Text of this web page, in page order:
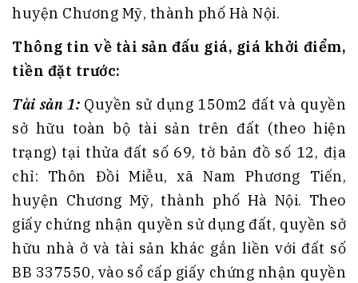
huyện Chương Mỹ, thành phố Hà Nội.
Thông tin về tài sản đấu giá, giá khởi điểm,
tiền đặt trước:
Tài sản 1: Quyền sử dụng 150m2 đất và quyền
sở hữu toàn bộ tài sản trên đất (theo hiện
trạng) tại thửa đất số 69, tờ bản đồ số 12, địa
chỉ: Thôn Đồi Miễu, xã Nam Phương Tiến,
huyện Chương Mỹ, thành phố Hà Nội. Theo
giấy chứng nhận quyền sử dụng đất, quyền sở
hữu nhà ở và tài sản khác gắn liền với đất số
BB 337550, vào sổ cấp giấy chứng nhận quyền